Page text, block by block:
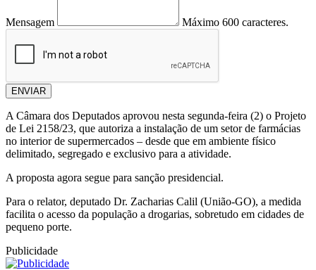
Mensagem Máximo 600 caracteres.
ENVIAR
A Câmara dos Deputados aprovou nesta segunda-feira (2) o Projeto
de Lei 2158/23, que autoriza a instalação de um setor de farmácias
no interior de supermercados – desde que em ambiente físico
delimitado, segregado e exclusivo para a atividade.
A proposta agora segue para sanção presidencial.
Para o relator, deputado Dr. Zacharias Calil (União-GO), a medida
facilita o acesso da população a drogarias, sobretudo em cidades de
pequeno porte.
Publicidade